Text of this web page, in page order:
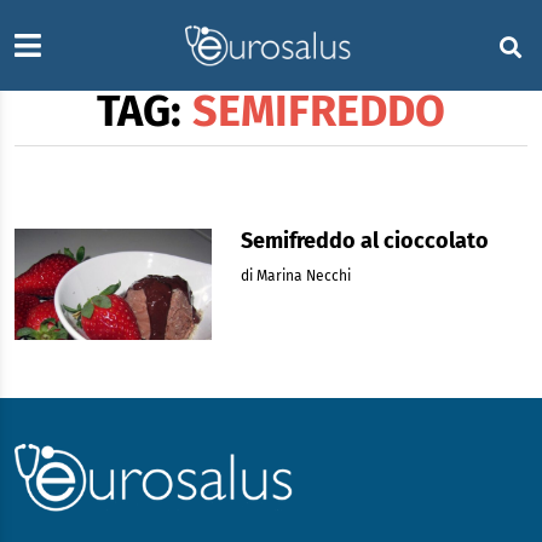
TAG: SEMIFREDDO
Semifreddo al cioccolato
di Marina Necchi